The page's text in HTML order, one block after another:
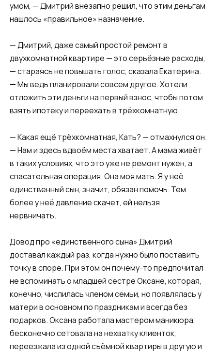
умом, — Дмитрий внезапно решил, что этим деньгам
нашлось «правильное» назначение.
— Дмитрий, даже самый простой ремонт в
двухкомнатной квартире — это серьёзные расходы,
— стараясь не повышать голос, сказала Екатерина.
— Мы ведь планировали совсем другое. Хотели
отложить эти деньги на первый взнос, чтобы потом
взять ипотеку и переехать в трёхкомнатную.
— Какая ещё трёхкомнатная, Кать? — отмахнулся он.
— Нам и здесь вдвоём места хватает. А мама живёт
в таких условиях, что это уже не ремонт нужен, а
спасательная операция. Она моя мать. Я у неё
единственный сын, значит, обязан помочь. Тем
более у неё давление скачет, ей нельзя
нервничать.
Довод про «единственного сына» Дмитрий
доставал каждый раз, когда нужно было поставить
точку в споре. При этом он почему-то предпочитал
не вспоминать о младшей сестре Оксане, которая,
конечно, числилась членом семьи, но появлялась у
матери в основном по праздникам и всегда без
подарков. Оксана работала мастером маникюра,
бесконечно сетовала на нехватку клиенток,
переезжала из одной съёмной квартиры в другую и